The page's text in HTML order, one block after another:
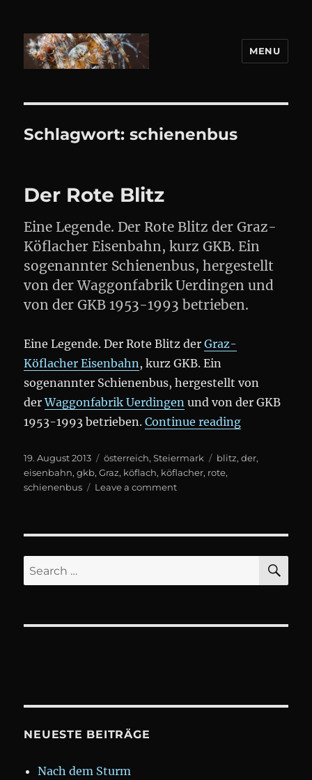
MENU
Schlagwort:schienenbus
Der Rote Blitz
Eine Legende. Der Rote Blitz der Graz-
Köflacher Eisenbahn, kurz GKB. Ein
sogenannter Schienenbus, hergestellt
von der Waggonfabrik Uerdingen und
von der GKB 1953-1993 betrieben.
Eine Legende. Der Rote Blitz derGraz-
Köflacher Eisenbahn, kurz GKB. Ein
sogenannter Schienenbus, hergestellt von
derWaggonfabrik Uerdingen und von der GKB
1953-1993 betrieben.Continue reading„Der Rote
Posted
on
19. August 2013 Categories
österreich,Steiermark Tags
blitz,der,
eisenbahn,gkb,Graz, köflach, köflacher, rote,
schienenbus
Leave a commenton
Search
for:
NEUESTE BEITRÄGE
Nach dem Sturm